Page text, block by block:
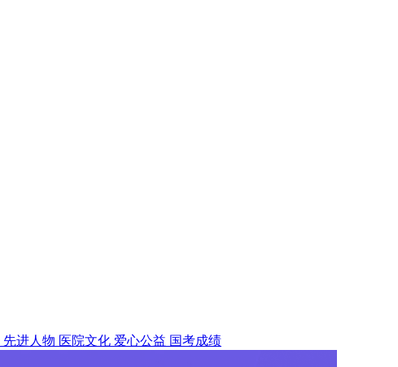
先进人物 医院文化 爱心公益 国考成绩